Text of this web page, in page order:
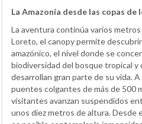
La Amazonía desde las copas de
La aventura continúa varios
Loreto, el canopy permite
amazónico, el nivel donde se
biodiversidad del bosque tropical y
desarrollan gran parte de su vida.
puentes colgantes de más de 500
visitantes avanzan suspendidos
unos diez metros de altura. Desde